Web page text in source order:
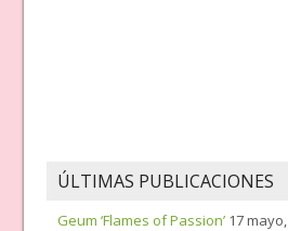
ÚLTIMAS PUBLICACIONES
Geum ‘Flames of Passion’ 17